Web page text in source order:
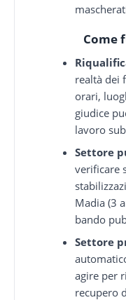
Come
realtà dei
orari,
giudice
lavoro
Settore
verificare
Madia (3
bando
Settore
agire per
recupero